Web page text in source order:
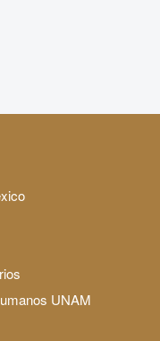
UNAM